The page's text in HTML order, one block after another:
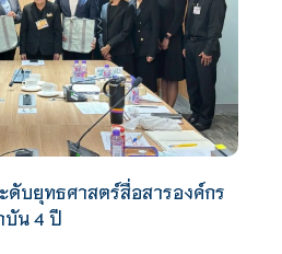
ดับยุทธศาสตร์สื่อสารองค์กร
บัน 4 ปี